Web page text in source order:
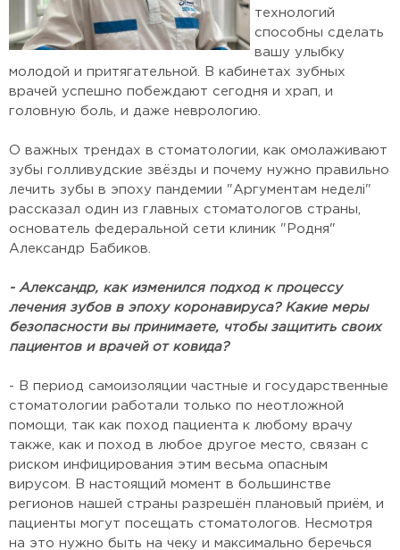
технологий
способны сделать
вашу улыбку
молодой и притягательной. В кабинетах зубных
врачей успешно побеждают сегодня и храп, и
головную боль, и даже неврологию.
О важных трендах в стоматологии, как омолаживают
зубы голливудские звёзды и почему нужно правильно
лечить зубы в эпоху пандемии "Аргументам неделi"
рассказал один из главных стоматологов страны,
основатель федеральной сети клиник "Родня"
Александр Бабиков.
- Александр, как изменился подход к процессу
лечения зубов в эпоху коронавируса? Какие меры
безопасности вы принимаете, чтобы защитить своих
пациентов и врачей от ковида?
- В период самоизоляции частные и государственные
стоматологии работали только по неотложной
помощи, так как поход пациента к любому врачу
также, как и поход в любое другое место, связан с
риском инфицирования этим весьма опасным
вирусом. В настоящий момент в большинстве
регионов нашей страны разрешён плановый приём, и
пациенты могут посещать стоматологов. Несмотря
на это нужно быть на чеку и максимально беречься